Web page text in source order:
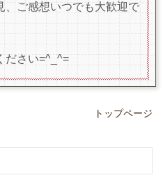
、ご感想いつでも大歓迎で
ださい=^_^=
トップページ